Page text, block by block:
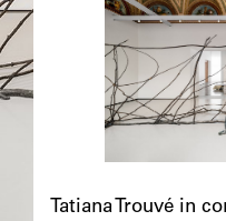
Tatiana Trouvé in